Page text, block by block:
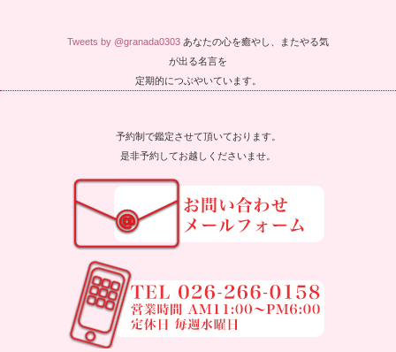
Tweets by @granada0303 あなたの心を癒やし、またやる気
が出る名言を
定期的につぶやいています。
予約制で鑑定させて頂いております。
是非予約してお越しくださいませ。